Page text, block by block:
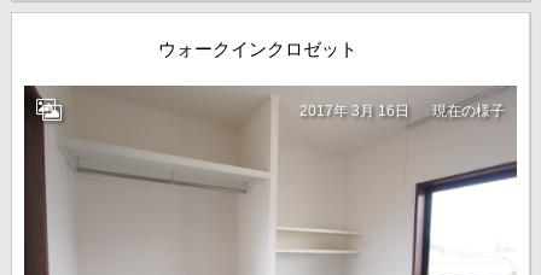
ウォークインクロゼット
2017年 3月 16日 現在の様子